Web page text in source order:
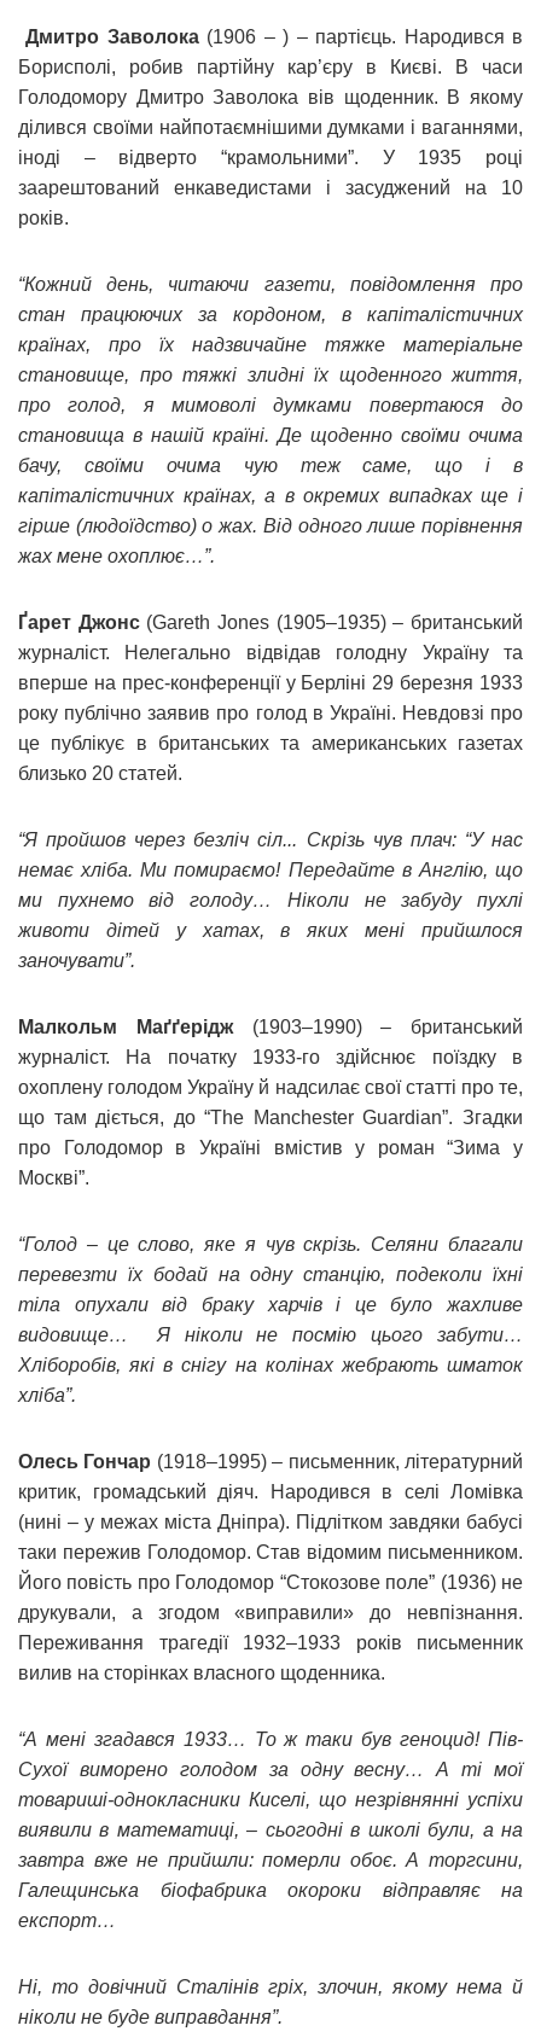
Дмитро Заволока (1906 – ) – партієць. Народився в
Борисполі, робив партійну кар’єру в Києві. В часи
Голодомору Дмитро Заволока вів щоденник. В якому
ділився своїми найпотаємнішими думками і ваганнями,
іноді – відверто “крамольними”. У 1935 році
заарештований енкаведистами і засуджений на 10
років.
“Кожний день, читаючи газети, повідомлення про
стан працюючих за кордоном, в капіталістичних
країнах, про їх надзвичайне тяжке матеріальне
становище, про тяжкі злидні їх щоденного життя,
про голод, я мимоволі думками повертаюся до
становища в нашій країні. Де щоденно своїми очима
бачу, своїми очима чую теж саме, що і в
капіталістичних країнах, а в окремих випадках ще і
гірше (людоїдство) о жах. Від одного лише порівнення
жах мене охоплює…”.
Ґарет Джонс(Gareth Jones (1905–1935) – британський
журналіст. Нелегально відвідав голодну Україну та
вперше на прес-конференції у Берліні 29 березня 1933
року публічно заявив про голод в Україні. Невдовзі про
це публікує в британських та американських газетах
близько 20 статей.
“Я пройшов через безліч сіл... Скрізь чув плач: “У нас
немає хліба. Ми помираємо! Передайте в Англію, що
ми пухнемо від голоду… Ніколи не забуду пухлі
животи дітей у хатах, в яких мені прийшлося
заночувати”.
Малкольм Маґґерідж (1903–1990) – британський
журналіст. На початку 1933-го здійснює поїздку в
охоплену голодом Україну й надсилає свої статті про те,
що там діється, до “The Manchester Guardian”. Згадки
про Голодомор в Україні вмістив у роман “Зима у
Москві”.
“Голод – це слово, яке я чув скрізь. Селяни благали
перевезти їх бодай на одну станцію, подеколи їхні
тіла опухали від браку харчів і це було жахливе
видовище… Я ніколи не посмію цього забути…
Хліборобів, які в снігу на колінах жебрають шматок
хліба”.
Олесь Гончар (1918–1995) – письменник, літературний
критик, громадський діяч. Народився в селі Ломівка
(нині – у межах міста Дніпра). Підлітком завдяки бабусі
таки пережив Голодомор. Став відомим письменником.
Його повість про Голодомор “Стокозове поле” (1936) не
друкували, а згодом «виправили» до невпізнання.
Переживання трагедії 1932–1933 років письменник
вилив на сторінках власного щоденника.
“А мені згадався 1933… То ж таки був геноцид! Пів-
Сухої виморено голодом за одну весну… А ті мої
товариші-однокласники Киселі, що незрівнянні успіхи
виявили в математиці, – сьогодні в школі були, а на
завтра вже не прийшли: померли обоє. А торгсини,
Галещинська біофабрика окороки відправляє на
експорт…
Ні, то довічний Сталінів гріх, злочин, якому нема й
ніколи не буде виправдання”.